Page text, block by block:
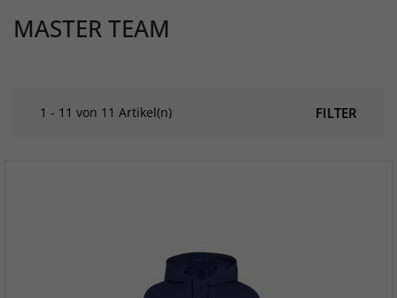
MASTER TEAM
FILTER
1 - 11 von 11 Artikel(n)